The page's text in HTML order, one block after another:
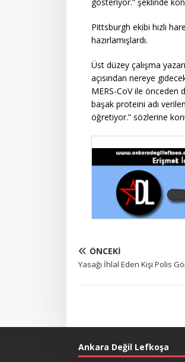
Pittsburgh ekibi hızlı
hazırlamışlardı.
Üst düzey çalışma
açısından nereye
MERS-CoV ile önceden
başak proteini adı
öğretiyor.” sözlerine
ÖNCEKI
Yasağı İhlal Eden Kişi Polis
Ankara Değil Lefkoşa